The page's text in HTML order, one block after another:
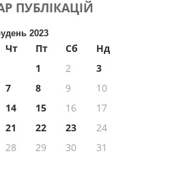
ПУБЛІКАЦІЙ
2023
Чт Пт Сб
Нд
1
2
3
7 8 9
10
14 15 16
17
21 22 23
24
28 29 30
31